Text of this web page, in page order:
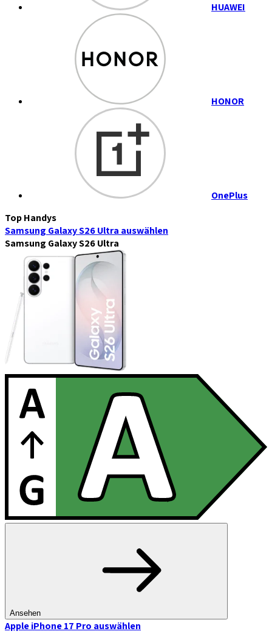
HUAWEI
HONOR
OnePlus
Top Handys
Samsung Galaxy S26 Ultra auswählen
Samsung Galaxy S26 Ultra
Ansehen
Apple iPhone 17 Pro auswählen